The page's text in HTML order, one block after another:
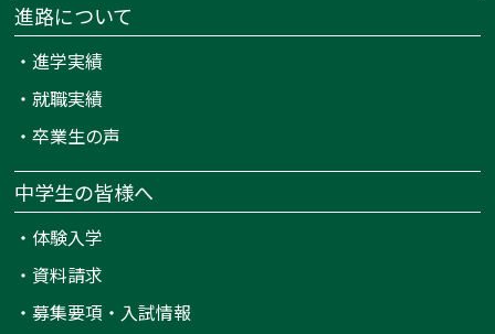
進路について
・進学実績
・就職実績
・卒業生の声
中学生の皆様へ
・ 体験入学
・ 資料請求
・募集要項・入試情報